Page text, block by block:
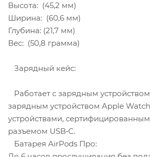
Высота: (45,2 мм)
Ширина: (60,6 мм)
Глубина: (21,7 мм)
Вес: (50,8 грамма)
Зарядный кейс:
Работает с зарядным
зарядным устройством Apple
устройствами,
разъемом USB‑C.
Батарея AirPods Про: